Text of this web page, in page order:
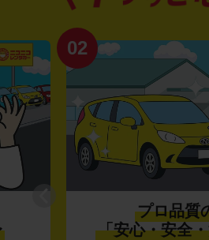
02
プロ品質
「安心・安全